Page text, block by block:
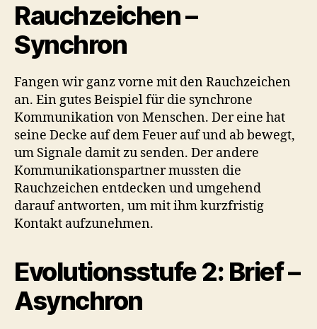
Rauchzeichen –
Synchron
Fangen wir ganz vorne mit den Rauchzeichen
an. Ein gutes Beispiel für die synchrone
Kommunikation von Menschen. Der eine hat
seine Decke auf dem Feuer auf und ab bewegt,
um Signale damit zu senden. Der andere
Kommunikationspartner mussten die
Rauchzeichen entdecken und umgehend
darauf antworten, um mit ihm kurzfristig
Kontakt aufzunehmen.
Evolutionsstufe 2: Brief –
Asynchron